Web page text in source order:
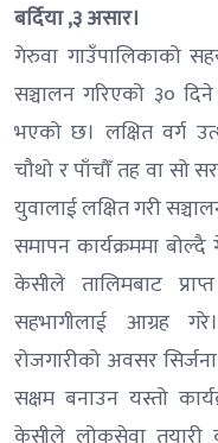
बर्दिया ,३ असार।
गेरुवा गाउँपालिकाको
सञ्चालन गरिएको ३०
भएको छ। लक्षित वर्ग
चौथो र पाँचौँ तह वा सो
युवालाई लक्षित गरी
समापन कार्यक्रममा
केसीले तालिमबाट
सहभागीलाई आग्रह
रोजगारीको अवसर
सक्षम बनाउन यस्तो